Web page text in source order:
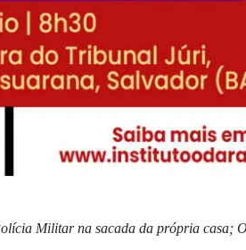
Militar na sacada da própria casa;